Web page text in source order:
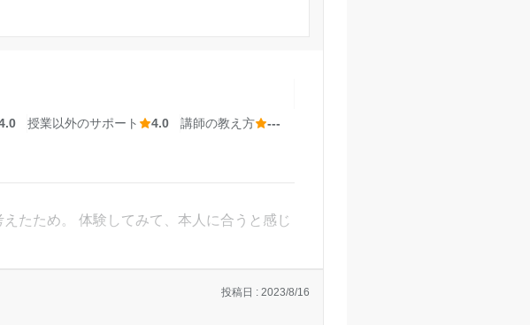
、詳しくは塾にお問い合わせください。
があり、便利であった。
ケーション等)
授業以外で接する機会はなかった。
授業以外のサポート 4.0 講師の教え方 ---
たため。 体験してみて、本人に合うと感じ
投稿日 : 2023/8/16